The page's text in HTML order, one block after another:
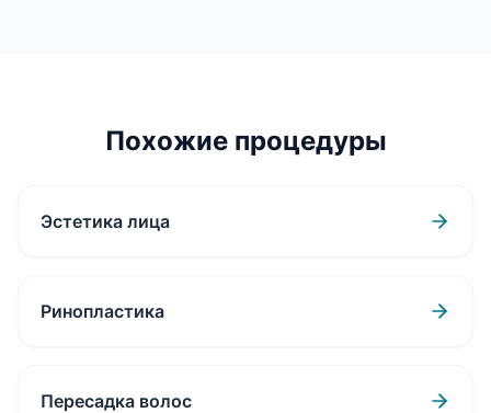
Похожие процедуры
Эстетика лица
Ринопластика
Пересадка волос